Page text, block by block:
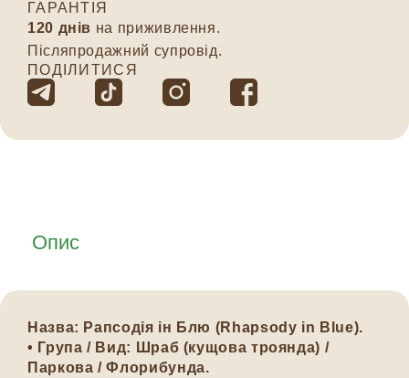
ГАРАНТІЯ
120 днів на приживлення.
Післяпродажний супровід.
ПОДІЛИТИСЯ
Опис
Назва: Рапсодія ін Блю (Rhapsody in Blue).
• Група / Вид: Шраб (кущова троянда) /
Паркова / Флорибунда.